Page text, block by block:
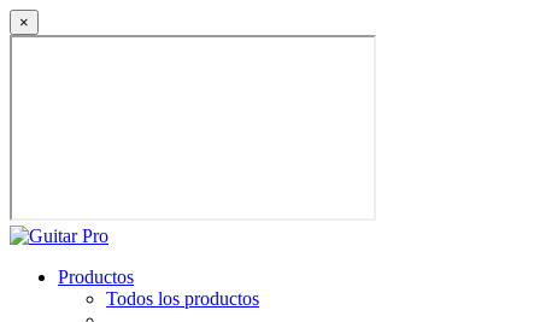
×
Productos
Todos los productos